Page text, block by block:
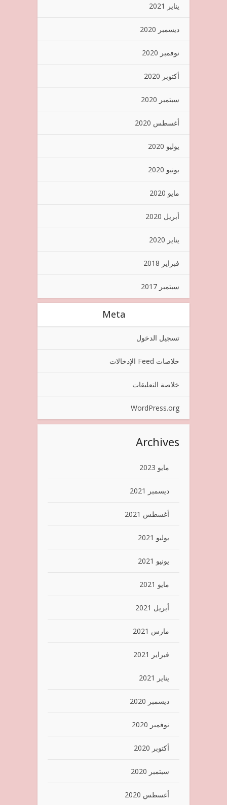
يناير 2021
ديسمبر 2020
نوفمبر 2020
أكتوبر 2020
سبتمبر 2020
أغسطس 2020
يوليو 2020
يونيو 2020
مايو 2020
أبريل 2020
يناير 2020
فبراير 2018
سبتمبر 2017
Meta
تسجيل الدخول
خلاصات Feed الإدخالات
خلاصة التعليقات
WordPress.org
Archives
مايو 2023
ديسمبر 2021
أغسطس 2021
يوليو 2021
يونيو 2021
مايو 2021
أبريل 2021
مارس 2021
فبراير 2021
يناير 2021
ديسمبر 2020
نوفمبر 2020
أكتوبر 2020
سبتمبر 2020
أغسطس 2020